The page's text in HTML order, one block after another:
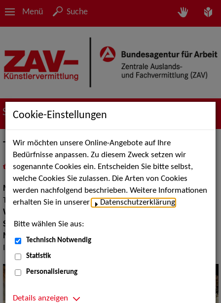
Menü Suche
Suche nach Künstler*innen
Toni Bartl Showconcept
als PDF speichern
inMeine Merklistelegen
Musik:Volksmusik und Intern. Folklore, Pop, Rock &
Tanzmusik
Walk Acts Animation:
Show Acts:Comedy, Parodie, Visuelle Comedy
Musik Shows:Folklore, Musik-Comedy, Volkstümliche
Interpreten
Cookie-Einstellungen
Wir möchten unsere Online-Angebote auf Ihre
Bedürfnisse anpassen. Zu diesem Zweck setzen wir
sogenannte Cookies ein. Entscheiden Sie bitte selbst,
welche Cookies Sie zulassen. Die Arten von Cookies
werden nachfolgend beschrieben. Weitere Informationen
erhalten Sie in unserer
Datenschutzerklärung
Bitte wählen Sie aus:
Technisch Notwendig
Statistik
Personalisierung
Details anzeigen